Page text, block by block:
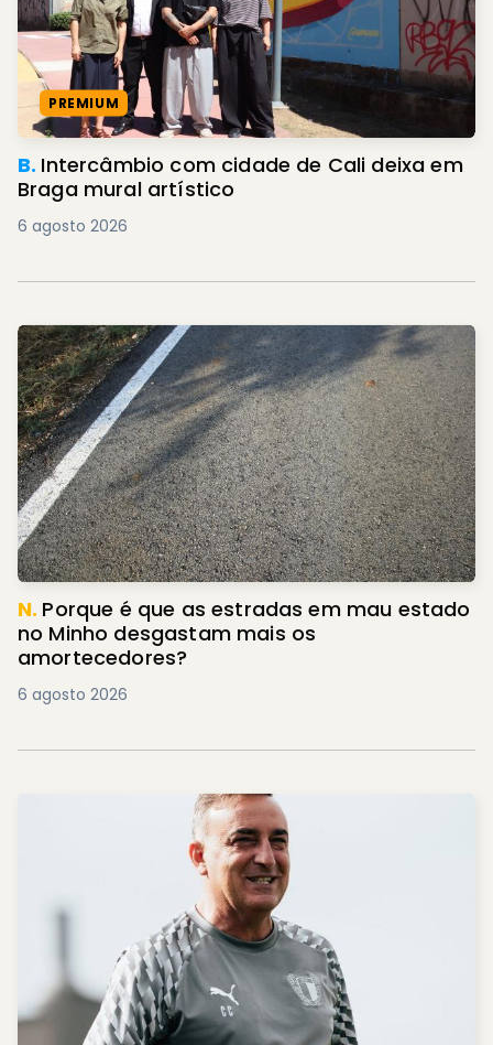
PREMIUM
B. Intercâmbio com cidade de Cali deixa em
Braga mural artístico
6 agosto 2026
N. Porque é que as estradas em mau estado
no Minho desgastam mais os
amortecedores?
6 agosto 2026